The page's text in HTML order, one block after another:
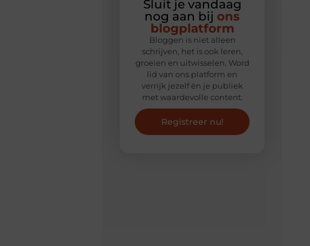
Sluit je vandaag
nog aan bij ons
blogplatform
Bloggen is niet alleen
schrijven, het is ook leren,
groeien en uitwisselen. Word
lid van ons platform en
verrijk jezelf én je publiek
met waardevolle content.
Registreer nu!